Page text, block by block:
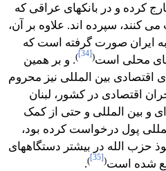
کرده و در بانکهای عراقی که
کنند، سپرده اند. علاوه بر آن،
به ایران صورت گرفته است که
محلی است(
[34]
). و بر همین
اقتصادی بین المللی نیز محروم
اقتصادی در کشور، لبنان
و بین المللی و حتی از کمک
پول درخواست کرده بود،
حزب الله در بیشتر دستگاههای
شده است(
[35]
)
.